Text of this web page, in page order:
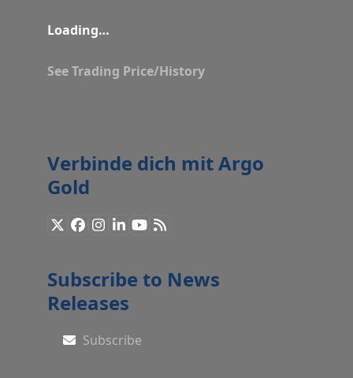
Loading…
See Trading Price/History
Verbinde dich mit Argo
Gold
X Facebook
Instagram
LinkedIn
YouTube
RSS
Subscribe to News
Releases
Subscribe